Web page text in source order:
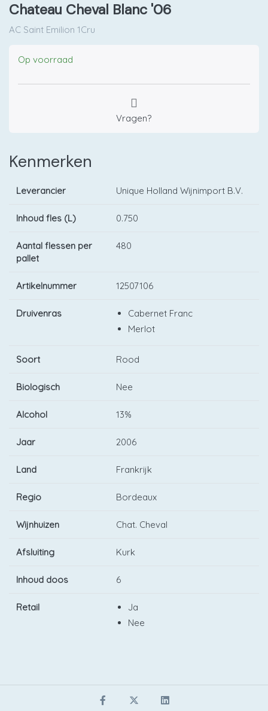
Chateau Cheval Blanc '06
AC Saint Emilion 1Cru
Op voorraad
Vragen?
Kenmerken
Leverancier Unique Holland Wijnimport B.V.
Inhoud fles (L) 0.750
Aantal flessen per
pallet
480
Artikelnummer 12507106
Druivenras
Cabernet Franc
Merlot
Soort Rood
Biologisch Nee
Alcohol 13%
Jaar 2006
Land Frankrijk
Regio Bordeaux
Wijnhuizen Chat. Cheval
Afsluiting Kurk
Inhoud doos 6
Retail
Ja
Nee